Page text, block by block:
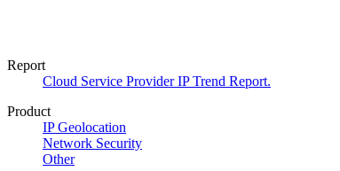
Report
Cloud Service Provider IP Trend Report.
Product
IP Geolocation
Network Security
Other